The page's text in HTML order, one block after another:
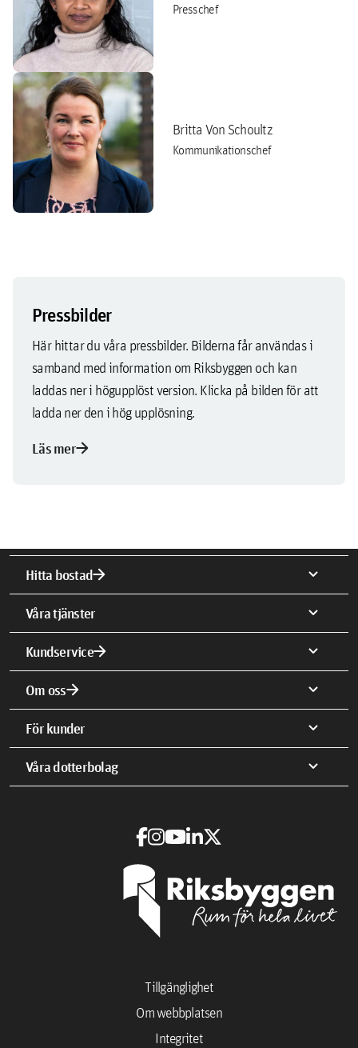
Presschef
Britta Von Schoultz
Kommunikationschef
Pressbilder
Här hittar du våra pressbilder. Bilderna får användas i
samband med information om Riksbyggen och kan
laddas ner i högupplöst version. Klicka på bilden för att
ladda ner den i hög upplösning.
Läs merarrow_forward
Hitta bostadarrow_forward expand_more
Våra tjänster expand_more
Kundservicearrow_forward expand_more
Om ossarrow_forward expand_more
För kunder expand_more
Våra dotterbolag expand_more
Integritet
Om webbplatsen
Tillgänglighet